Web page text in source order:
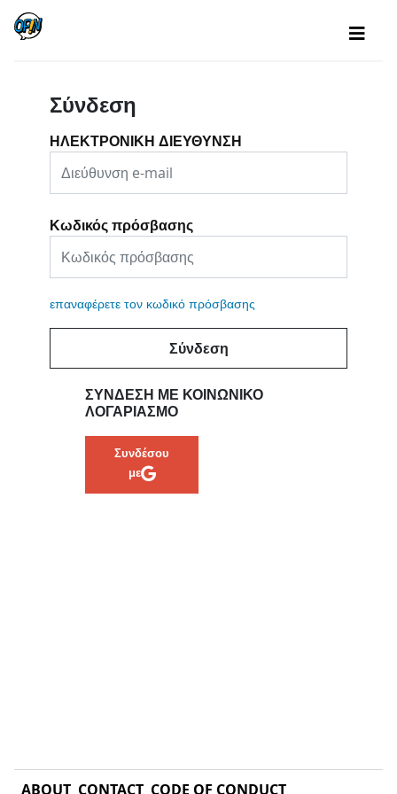
Σύνδεση
ΗΛΕΚΤΡΟΝΙΚΗ ΔΙΕΥΘΥΝΣΗ
Κωδικός πρόσβασης
επαναφέρετε τον κωδικό πρόσβασης
Σύνδεση
ΣΎΝΔΕΣΗ ΜΕ ΚΟΙΝΩΝΙΚΌ
ΛΟΓΑΡΙΑΣΜΌ
Συνδέσου
με
ABOUT CONTACT CODE OF CONDUCT